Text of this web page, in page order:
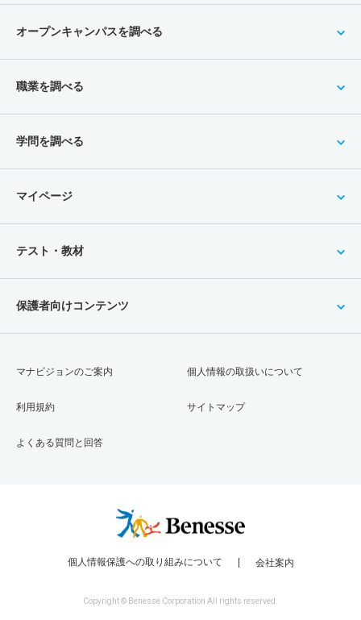
オープンキャンパスを調べる
職業を調べる
学問を調べる
マイページ
テスト・教材
保護者向けコンテンツ
マナビジョンのご案内
利用規約
よくある質問と回答
個人情報の取扱いについて
サイトマップ
個人情報保護への取り組みについて 会社案内
Copyright © Benesse Corporation All rights reserved.